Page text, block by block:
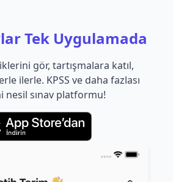
Tek Uygulamada
gör, tartışmalara katıl,
ilerle. KPSS ve daha fazlası
nesil sınav platformu!